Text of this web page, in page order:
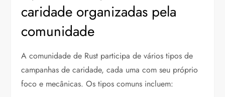
caridade organizadas pela
comunidade
A comunidade de Rust participa de vários tipos de
campanhas de caridade, cada uma com seu próprio
foco e mecânicas. Os tipos comuns incluem: